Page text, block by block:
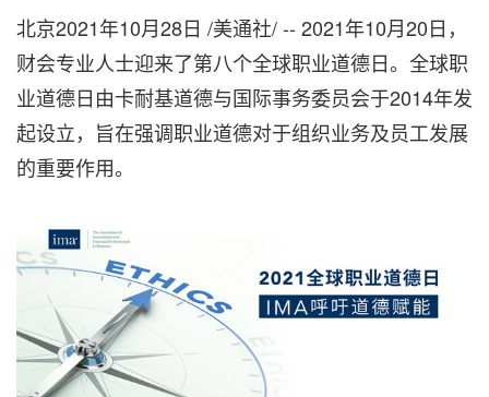
北京2021年10月28日 /美通社/ -- 2021年10月20日，
财会专业人士迎来了第八个全球职业道德日。全球职
业道德日由卡耐基道德与国际事务委员会于2014年发
起设立，旨在强调职业道德对于组织业务及员工发展
的重要作用。